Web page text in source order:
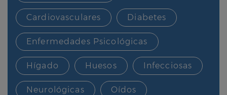
Cardiovasculares Diabetes
Enfermedades Psicológicas
Hígado Huesos Infecciosas
Neurológicas Oídos